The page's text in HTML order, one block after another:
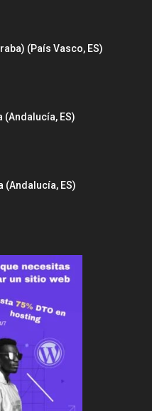
(País Vasco, ES)
(Andalucía, ES)
(Andalucía, ES)